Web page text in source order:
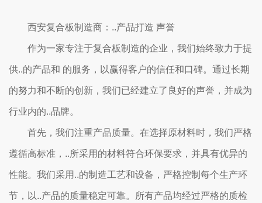
西安复合板制造商：..产品打造 声誉
作为一家专注于复合板制造的企业，我们始终致力于提
供..的产品和 的服务，以赢得客户的信任和口碑。通过长期
的努力和不断的创新，我们已经建立了良好的声誉，并成为
行业内的..品牌。
首先，我们注重产品质量。在选择原材料时，我们严格
遵循高标准，..所采用的材料符合环保要求，并具有优异的
性能。我们采用..的制造工艺和设备，严格控制每个生产环
节，以..产品的质量稳定可靠。所有产品均经过严格的质检